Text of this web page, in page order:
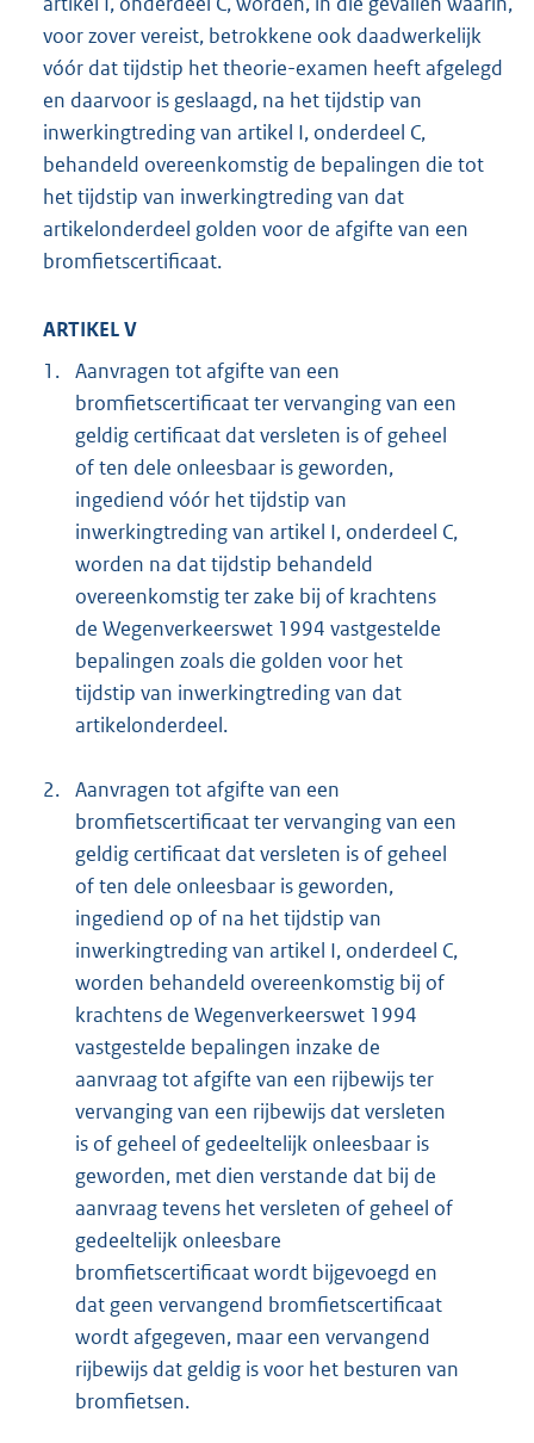
voor zover vereist, betrokkene ook daadwerkelijk
vóór dat tijdstip het theorie-examen heeft afgelegd
en daarvoor is geslaagd, na het tijdstip van
inwerkingtreding van artikel I, onderdeel C,
behandeld overeenkomstig de bepalingen die tot
het tijdstip van inwerkingtreding van dat
artikelonderdeel golden voor de afgifte van een
bromfietscertificaat.
ARTIKEL V
1. Aanvragen tot afgifte van een
bromfietscertificaat ter vervanging van een
geldig certificaat dat versleten is of geheel
of ten dele onleesbaar is geworden,
ingediend vóór het tijdstip van
inwerkingtreding van artikel I, onderdeel C,
worden na dat tijdstip behandeld
overeenkomstig ter zake bij of krachtens
de Wegenverkeerswet 1994 vastgestelde
bepalingen zoals die golden voor het
tijdstip van inwerkingtreding van dat
artikelonderdeel.
2. Aanvragen tot afgifte van een
bromfietscertificaat ter vervanging van een
geldig certificaat dat versleten is of geheel
of ten dele onleesbaar is geworden,
ingediend op of na het tijdstip van
inwerkingtreding van artikel I, onderdeel C,
worden behandeld overeenkomstig bij of
krachtens de Wegenverkeerswet 1994
vastgestelde bepalingen inzake de
aanvraag tot afgifte van een rijbewijs ter
vervanging van een rijbewijs dat versleten
is of geheel of gedeeltelijk onleesbaar is
geworden, met dien verstande dat bij de
aanvraag tevens het versleten of geheel of
gedeeltelijk onleesbare
bromfietscertificaat wordt bijgevoegd en
dat geen vervangend bromfietscertificaat
wordt afgegeven, maar een vervangend
rijbewijs dat geldig is voor het besturen van
bromfietsen.